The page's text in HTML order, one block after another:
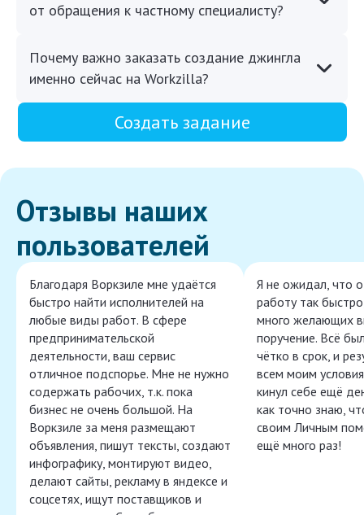
от обращения к частному специалисту?
Почему важно заказать создание джингла
именно сейчас на Workzilla?
Создать задание
Отзывы наших
пользователей
Благодаря Воркзиле мне удаётся
быстро найти исполнителей на
любые виды работ. В сфере
предпринимательской
деятельности, ваш сервис
отличное подспорье. Мне не нужно
содержать рабочих, т.к. пока
бизнес не очень большой. На
Воркзиле за меня размещают
объявления, пишут тексты, создают
инфографику, монтируют видео,
делают сайты, рекламу в яндексе и
соцсетях, ищут поставщиков и
Я не ожидал, что
работу так
много желающих
поручение. Всё
чётко в срок, и
всем моим
кинул себе ещё
как точно знаю,
своим Личным
ещё много раз!